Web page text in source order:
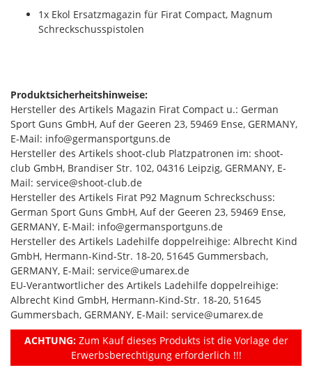
1x Ekol Ersatzmagazin für Firat Compact, Magnum
Schreckschusspistolen
Produktsicherheitshinweise:
Hersteller des Artikels Magazin Firat Compact u.: German
Sport Guns GmbH, Auf der Geeren 23, 59469 Ense, GERMANY,
E-Mail: info@germansportguns.de
Hersteller des Artikels shoot-club Platzpatronen im: shoot-
club GmbH, Brandiser Str. 102, 04316 Leipzig, GERMANY, E-
Mail: service@shoot-club.de
Hersteller des Artikels Firat P92 Magnum Schreckschuss:
German Sport Guns GmbH, Auf der Geeren 23, 59469 Ense,
GERMANY, E-Mail: info@germansportguns.de
Hersteller des Artikels Ladehilfe doppelreihige: Albrecht Kind
GmbH, Hermann-Kind-Str. 18-20, 51645 Gummersbach,
GERMANY, E-Mail: service@umarex.de
EU-Verantwortlicher des Artikels Ladehilfe doppelreihige:
Albrecht Kind GmbH, Hermann-Kind-Str. 18-20, 51645
Gummersbach, GERMANY, E-Mail: service@umarex.de
ACHTUNG:Zum Kauf dieses Produkts ist die Vorlage der
Erwerbsberechtigung erforderlich !!!